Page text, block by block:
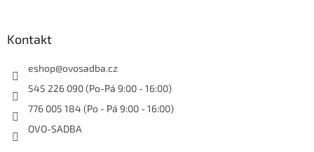
Kontakt
eshop@ovosadba.cz
545 226 090 (Po-Pá 9:00 - 16:00)
776 005 184 (Po - Pá 9:00 - 16:00)
OVO-SADBA